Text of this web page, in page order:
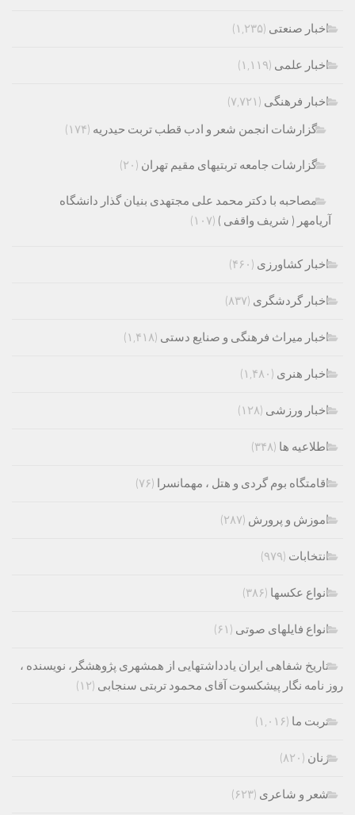
اخبار صنعتی (۱,۲۳۵)
اخبار علمی (۱,۱۱۹)
اخبار فرهنگی (۷,۷۲۱)
گزارشات انجمن شعر و ادب قطب تربت حیدریه (۱۷۴)
گزارشات جامعه تربتیهای مقیم تهران (۲۰)
مصاحبه با دکتر محمد علی مجتهدی بنیان گذار دانشگاه
آریامهر ( شریف واقفی ) (۱۰۷)
اخبار کشاورزی (۴۶۰)
اخبار گردشگری (۸۳۷)
اخبار میراث فرهنگی و صنایع دستی (۱,۴۱۸)
اخبار هنری (۱,۴۸۰)
اخبار ورزشی (۱۲۸)
اطلاعیه ها (۳۴۸)
اقامتگاه بوم گردی و هتل ، مهمانسرا (۷۶)
اموزش و پرورش (۲۸۷)
انتخابات (۹۷۹)
انواع عکسها (۳۸۶)
انواع فایلهای صوتی (۶۱)
تاریخ شفاهی ایران یادداشتهایی از همشهری پژوهشگر، نویسنده ،
روز نامه نگار پیشکسوت آقای محمود تربتی سنجابی (۱۲)
تربت ما (۱,۰۱۶)
زنان (۸۲۰)
شعر و شاعری (۶۲۳)